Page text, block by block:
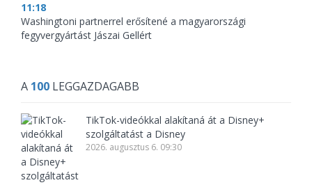
11:18
Washingtoni partnerrel erősítené a magyarországi
fegyvergyártást Jászai Gellért
A 100 LEGGAZDAGABB
TikTok-videókkal alakítaná át a Disney+
szolgáltatást a Disney
2026. augusztus 6. 09:30